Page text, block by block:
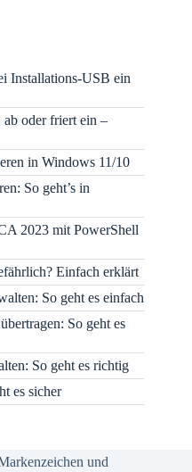
Installations-USB ein
ab oder friert ein –
in Windows 11/10
So geht’s in
2023 mit PowerShell
Einfach erklärt
So geht es einfach
So geht es
So geht es richtig
es sicher
und